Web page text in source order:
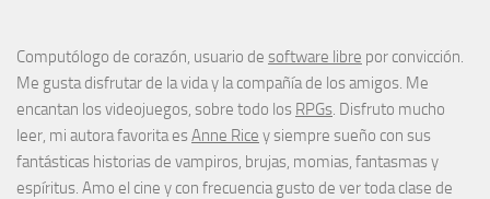
Computólogo de corazón, usuario de software libre por convicción.
Me gusta disfrutar de la vida y la compañía de los amigos. Me
encantan los videojuegos, sobre todo los RPGs . Disfruto mucho
leer, mi autora favorita esAnne Rice y siempre sueño con sus
fantásticas historias de vampiros, brujas, momias, fantasmas y
espíritus. Amo el cine y con frecuencia gusto de ver toda clase de